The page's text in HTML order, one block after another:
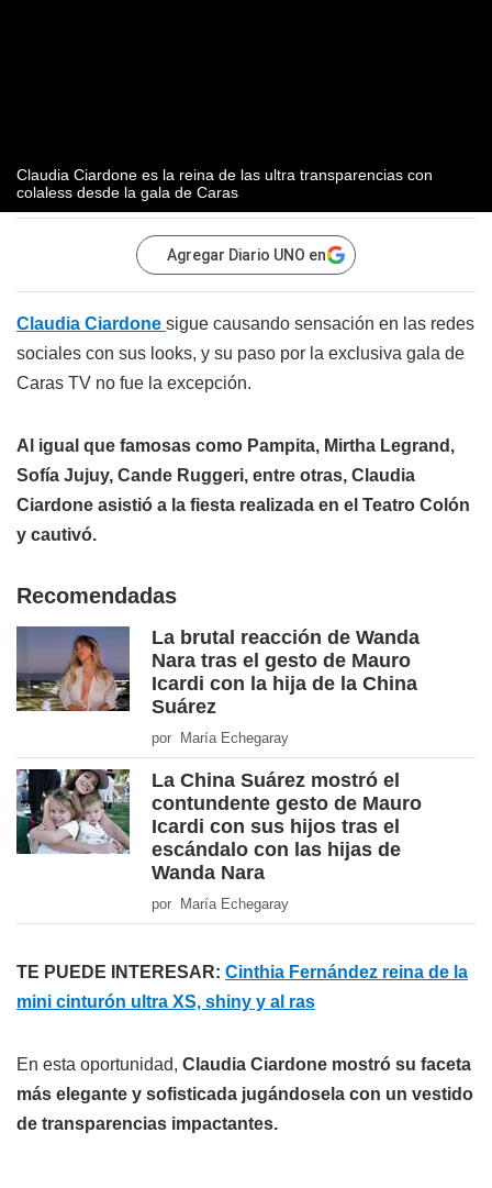
Claudia Ciardone es la reina de las ultra transparencias con
colaless desde la gala de Caras
Agregar Diario UNO en
Claudia Ciardone sigue causando sensación en las redes
sociales con sus looks, y su paso por la exclusiva gala de
Caras TV no fue la excepción.
Al igual que famosas como Pampita, Mirtha Legrand,
Sofía Jujuy, Cande Ruggeri, entre otras, Claudia
Ciardone asistió a la fiesta realizada en el Teatro Colón
y cautivó.
Recomendadas
La brutal reacción de Wanda
Nara tras el gesto de Mauro
Icardi con la hija de la China
Suárez
por María Echegaray
La China Suárez mostró el
contundente gesto de Mauro
Icardi con sus hijos tras el
escándalo con las hijas de
Wanda Nara
por María Echegaray
TE PUEDE INTERESAR: Cinthia Fernández reina de la
mini cinturón ultra XS, shiny y al ras
En esta oportunidad, Claudia Ciardone mostró su faceta
más elegante y sofisticada jugándosela con un vestido
de transparencias impactantes.